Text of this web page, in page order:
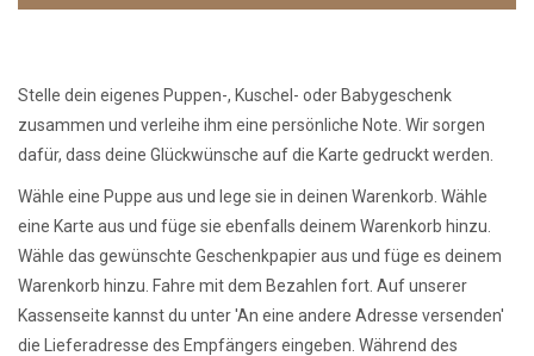
Marken
Stelle dein eigenes Puppen-, Kuschel- oder Babygeschenk
zusammen und verleihe ihm eine persönliche Note. Wir sorgen
dafür, dass deine Glückwünsche auf die Karte gedruckt werden.
Wähle eine Puppe aus und lege sie in deinen Warenkorb. Wähle
eine Karte aus und füge sie ebenfalls deinem Warenkorb hinzu.
Wähle das gewünschte Geschenkpapier aus und füge es deinem
Warenkorb hinzu. Fahre mit dem Bezahlen fort. Auf unserer
Kassenseite kannst du unter 'An eine andere Adresse versenden'
die Lieferadresse des Empfängers eingeben. Während des